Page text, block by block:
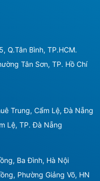
Q.Tân Bình, TP.HCM.
Tân Sơn, TP. Hồ Chí
Trung, Cẩm Lệ, Đà Nẵng
Lệ, TP. Đà Nẵng
Ba Đình, Hà Nội
Phường Giảng Võ, HN